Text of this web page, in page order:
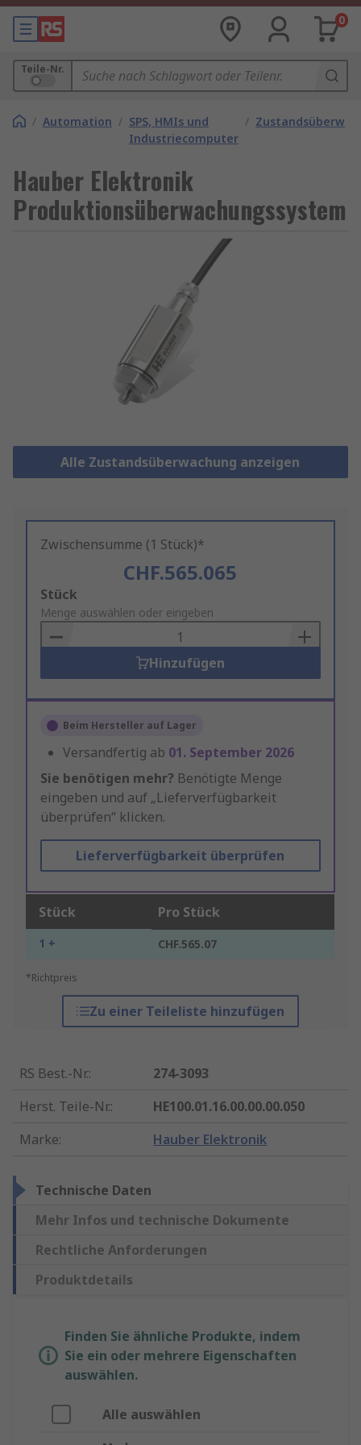
0
Teile-Nr.
/ Automation / SPS, HMIs und
Industriecomputer
/
Hauber Elektronik
Produktionsüberwachungssystem
Alle Zustandsüberwachung anzeigen
Zwischensumme (1 Stück)*
CHF.565.065
Add
to
Basket
Stück
Menge auswählen oder eingeben
Hinzufügen
Beim Hersteller auf Lager
Versandfertig ab 01. September 2026
Sie benötigen mehr? Benötigte Menge
eingeben und auf „Lieferverfügbarkeit
überprüfen“ klicken.
Lieferverfügbarkeit überprüfen
Stück Pro Stück
1 + CHF.565.07
*Richtpreis
Zu einer Teileliste hinzufügen
RS Best.-Nr.:
274-3093
Herst. Teile-Nr.:
HE100.01.16.00.00.00.050
Marke: Hauber Elektronik
Technische Daten
Mehr Infos und technische Dokumente
Rechtliche Anforderungen
Produktdetails
Finden Sie ähnliche Produkte, indem
Sie ein oder mehrere Eigenschaften
auswählen.
Alle auswählen